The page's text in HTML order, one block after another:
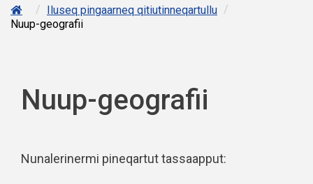
/ Iluseq pingaarneq qitiutinneqartullu /
Nuup-geografii
Nuup-geografii
Nunalerinermi pineqartut tassaapput: